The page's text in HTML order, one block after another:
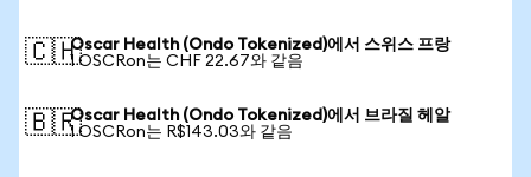
🇨🇭Oscar Health (Ondo Tokenized)에서 스위스 프랑
1 OSCRon는 CHF 22.67와 같음
🇧🇷Oscar Health (Ondo Tokenized)에서 브라질 헤알
1 OSCRon는 R$143.03와 같음